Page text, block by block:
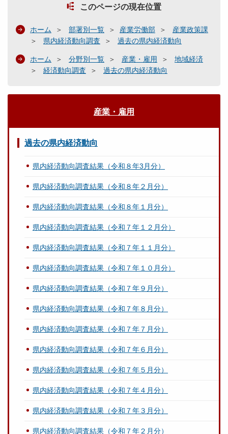
このページの現在位置
ホーム 部署別一覧 産業労働部
産業政策課
県内経済動向調査
過去の県内経済動向
ホーム 分野別一覧 産業・雇用
地域経済
経済動向調査
過去の県内経済動向
産業・雇用
過去の県内経済動向
県内経済動向調査結果（令和８年3月分）
県内経済動向調査結果（令和８年２月分）
県内経済動向調査結果（令和８年１月分）
県内経済動向調査結果（令和７年１２月分）
県内経済動向調査結果（令和７年１１月分）
県内経済動向調査結果（令和７年１０月分）
県内経済動向調査結果（令和７年９月分）
県内経済動向調査結果（令和７年８月分）
県内経済動向調査結果（令和７年７月分）
県内経済動向調査結果（令和７年６月分）
県内経済動向調査結果（令和７年５月分）
県内経済動向調査結果（令和７年４月分）
県内経済動向調査結果（令和７年３月分）
県内経済動向調査結果（令和７年２月分）